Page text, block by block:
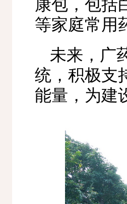
等家庭常用
未来，广
统，积极支
能量，为建